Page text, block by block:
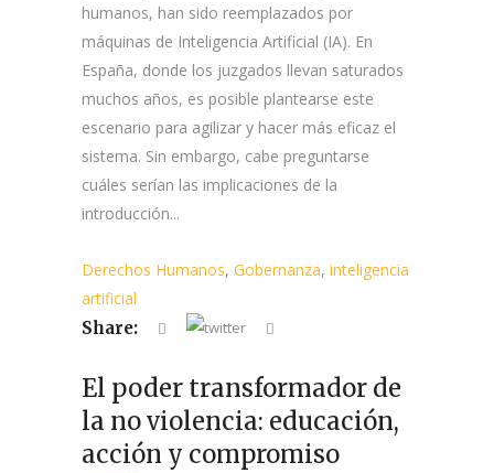
humanos, han sido reemplazados por
máquinas de Inteligencia Artificial (IA). En
España, donde los juzgados llevan saturados
muchos años, es posible plantearse este
escenario para agilizar y hacer más eficaz el
sistema. Sin embargo, cabe preguntarse
cuáles serían las implicaciones de la
introducción...
Derechos Humanos, Gobernanza, inteligencia
artificial
Share:
El poder transformador de
la no violencia: educación,
acción y compromiso